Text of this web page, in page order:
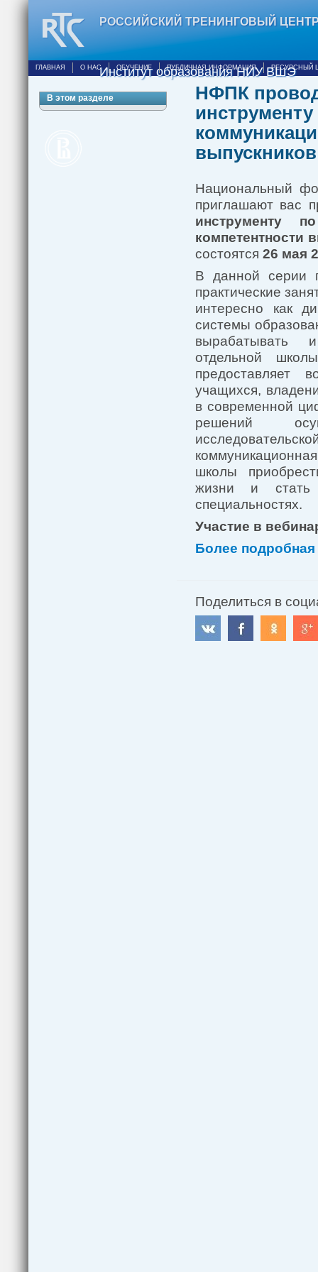
РОССИЙСКИЙ ТРЕНИНГОВЫЙ
Институт образования НИУ ВШЭ
ГЛАВНАЯ О НАС ОБУЧЕНИЕ ПУБЛИЧНАЯ ИНФОРМАЦИЯ РЕСУРСНЫЙ
В этом разделе
НФПК
Национальный
приглашают вас
инструменту
компетентности
состоятся 26 мая
В данной серии
практические
интересно как
системы
вырабатывать
отдельной
предоставляет
учащихся,
в современной
решений
школы
жизни и стать
специальностях.
Участие в
Более
Поделиться в